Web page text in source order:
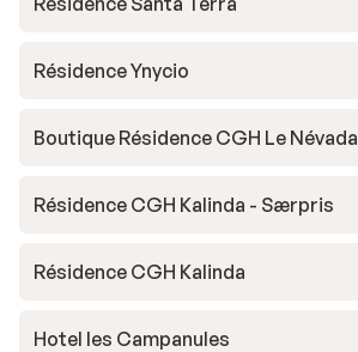
Résidence Ynycio
Boutique Résidence CGH Le Névada
Résidence CGH Kalinda - Særpris
Résidence CGH Kalinda
Hotel les Campanules